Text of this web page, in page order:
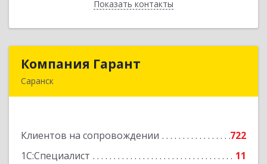
Показать контакты
Назад
Компания Гарант
Саранск
Клиентов на сопровождении
722
1С:Специалист
11
Компания Гарант
Подробнее